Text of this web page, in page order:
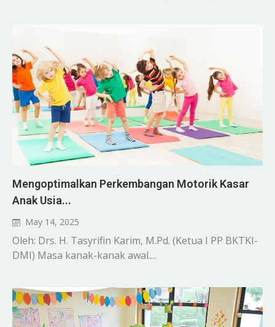
Mengoptimalkan Perkembangan Motorik Kasar
Anak Usia...
May 14, 2025
Oleh: Drs. H. Tasyrifin Karim, M.Pd. (Ketua I PP BKTKI-
DMI) Masa kanak-kanak awal....